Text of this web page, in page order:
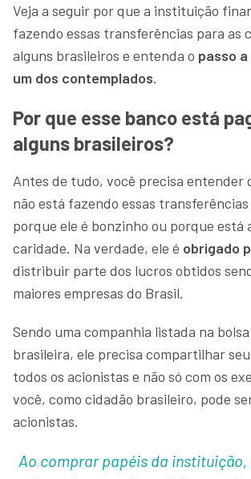
Veja a seguir por que a instituição
fazendo essas transferências para as
alguns brasileiros e entenda o passo
um dos contemplados.
Por que esse banco está
alguns brasileiros?
Antes de tudo, você precisa entender
não está fazendo essas
porque ele é bonzinho ou porque está
caridade. Na verdade, ele é obrigado
distribuir parte dos lucros obtidos
maiores empresas do Brasil.
Sendo uma companhia listada na
brasileira, ele precisa compartilhar
todos os acionistas e não só com os
você, como cidadão brasileiro, pode
acionistas.
Ao comprar papéis da instituição,